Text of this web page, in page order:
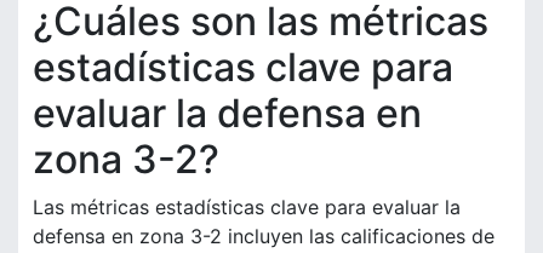
¿Cuáles son las métricas
estadísticas clave para
evaluar la defensa en
zona 3-2?
Las métricas estadísticas clave para evaluar la
defensa en zona 3-2 incluyen las calificaciones de